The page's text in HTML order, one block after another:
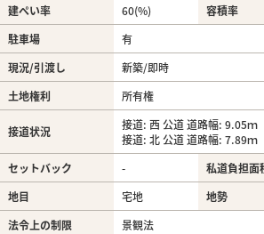
建ぺい率
60(%) 容積率
駐車場
有
現況/引渡し
新築/即時
土地権利
所有権
接道状況
接道: 西 公道 道路幅: 9.05ｍ
接道: 北 公道 道路幅: 7.89ｍ
セットバック
- 私道負担面
地目
宅地 地勢
法令上の制限
景観法